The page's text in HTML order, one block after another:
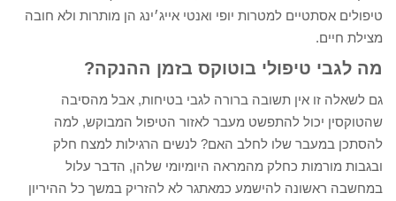
טיפולים אסתטיים למטרות יופי ואנטי אייג׳ינג הן מותרות ולא חובה
מצילת חיים.
מה לגבי טיפולי בוטוקס בזמן ההנקה?
גם לשאלה זו אין תשובה ברורה לגבי בטיחות, אבל מהסיבה
שהטוקסין יכול להתפשט מעבר לאזור הטיפול המבוקש, למה
להסתכן במעבר שלו לחלב האם? לנשים הרגילות למצח חלק
ובגבות מורמות כחלק מהמראה היומיומי שלהן, הדבר עלול
במחשבה ראשונה להישמע כמאתגר לא להזריק במשך כל ההיריון